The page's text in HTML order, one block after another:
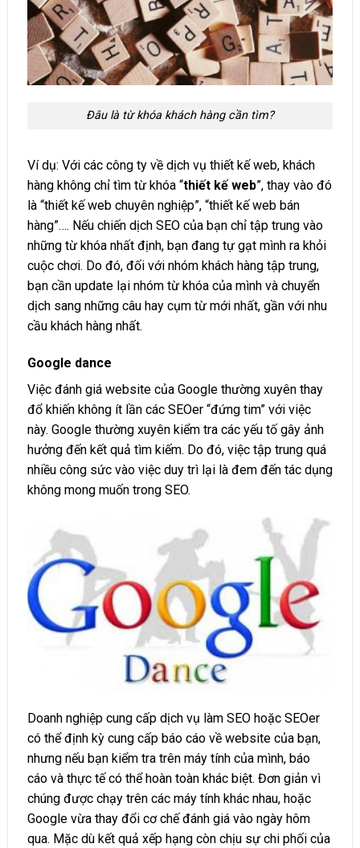
Đâu là từ khóa khách hàng cần tìm?
Ví dụ: Với các công ty về dịch vụ thiết kế web, khách
hàng không chỉ tìm từ khóa “thiết kế web”, thay vào đó
là “thiết kế web chuyên nghiệp”, “thiết kế web bán
hàng”…. Nếu chiến dịch SEO của bạn chỉ tập trung vào
những từ khóa nhất định, bạn đang tự gạt mình ra khỏi
cuộc chơi. Do đó, đối với nhóm khách hàng tập trung,
bạn cần update lại nhóm từ khóa của mình và chuyển
dịch sang những câu hay cụm từ mới nhất, gần với nhu
cầu khách hàng nhất.
Google dance
Việc đánh giá website của Google thường xuyên thay
đổ khiến không ít lần các SEOer “đứng tim” với việc
này. Google thường xuyên kiểm tra các yếu tố gây ảnh
hưởng đến kết quả tìm kiếm. Do đó, việc tập trung quá
nhiều công sức vào việc duy trì lại là đem đến tác dụng
không mong muốn trong SEO.
Doanh nghiệp cung cấp dịch vụ làm SEO hoặc SEOer
có thể định kỳ cung cấp báo cáo về website của bạn,
nhưng nếu bạn kiểm tra trên máy tính của mình, báo
cáo và thực tế có thể hoàn toàn khác biệt. Đơn giản vì
chúng được chạy trên các máy tính khác nhau, hoặc
Google vừa thay đổi cơ chế đánh giá vào ngày hôm
qua. Mặc dù kết quả xếp hạng còn chịu sự chi phối của